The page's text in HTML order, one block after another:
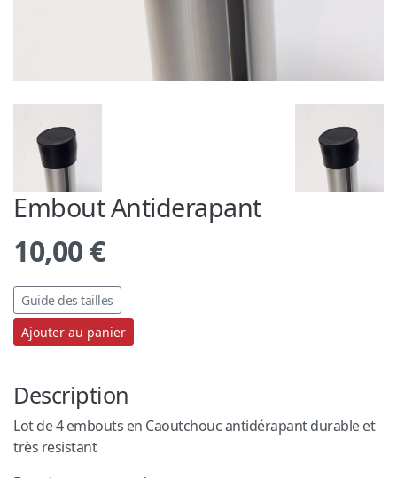
Embout Antiderapant
10,00 €
Ajouter au panier
Guide des tailles
Description
Lot de 4 embouts en Caoutchouc antidérapant durable et
très resistant